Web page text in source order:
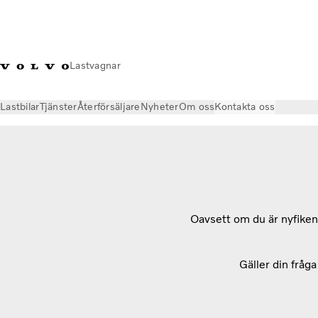
Lastvagnar
LastbilarTjänsterÅterförsäljareNyheterOm ossKontakta oss
Oavsett om du är
Gäller din